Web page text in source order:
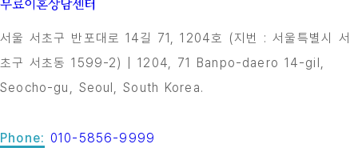
서울 서초구 반포대로 14길 71, 1204호 (지번 : 서울특별시 서
초구 서초동 1599-2) | 1204, 71 Banpo-daero 14-gil,
Seocho-gu, Seoul, South Korea.
Phone: 010-5856-9999